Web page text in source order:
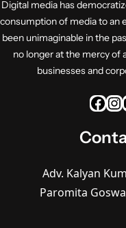
Digital media has
consumption of media to an
been unimaginable in the
no longer at the mercy of
businesses and
Facebook Instagram
Adv. Kalyan
Paromita